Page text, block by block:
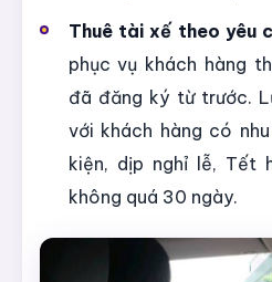
Thuê tài xế theo yêu
phục vụ khách hàng
đã đăng ký từ trước.
với khách hàng có
kiện, dịp nghỉ lễ, Tết
không quá 30 ngày.